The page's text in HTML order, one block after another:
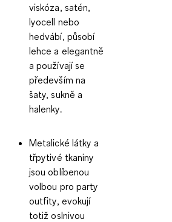
viskóza, satén,
lyocell nebo
hedvábí, působí
lehce a elegantně
a používají se
především na
šaty, sukně a
halenky.
Metalické látky a
třpytivé tkaniny
jsou oblíbenou
volbou pro party
outfity, evokují
totiž oslnivou